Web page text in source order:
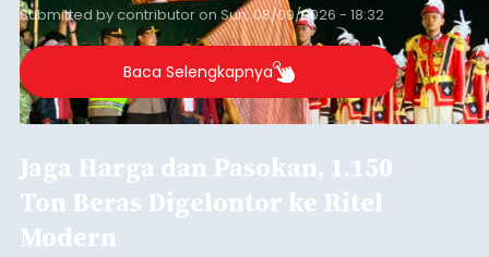
Submitted bycontributoron Sun, 08/09/2026 - 18:32
Baca Selengkapnya
Jaga Harga dan Pasokan, 1.150
Ton Beras Digelontor ke Ritel
Modern